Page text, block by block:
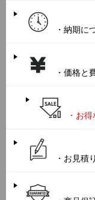
・納期に
・価格と
・お
・お見積